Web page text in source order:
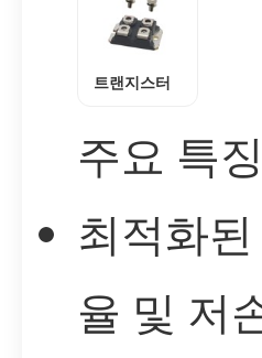
트랜지스터
주요 특징
최적화
율 및 저